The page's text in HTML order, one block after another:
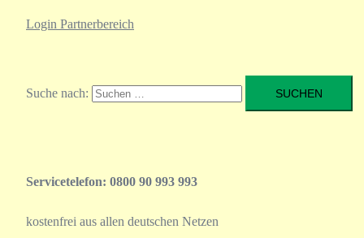
Login Partnerbereich
Suche nach:
Servicetelefon: 0800 90 993 993
kostenfrei aus allen deutschen Netzen